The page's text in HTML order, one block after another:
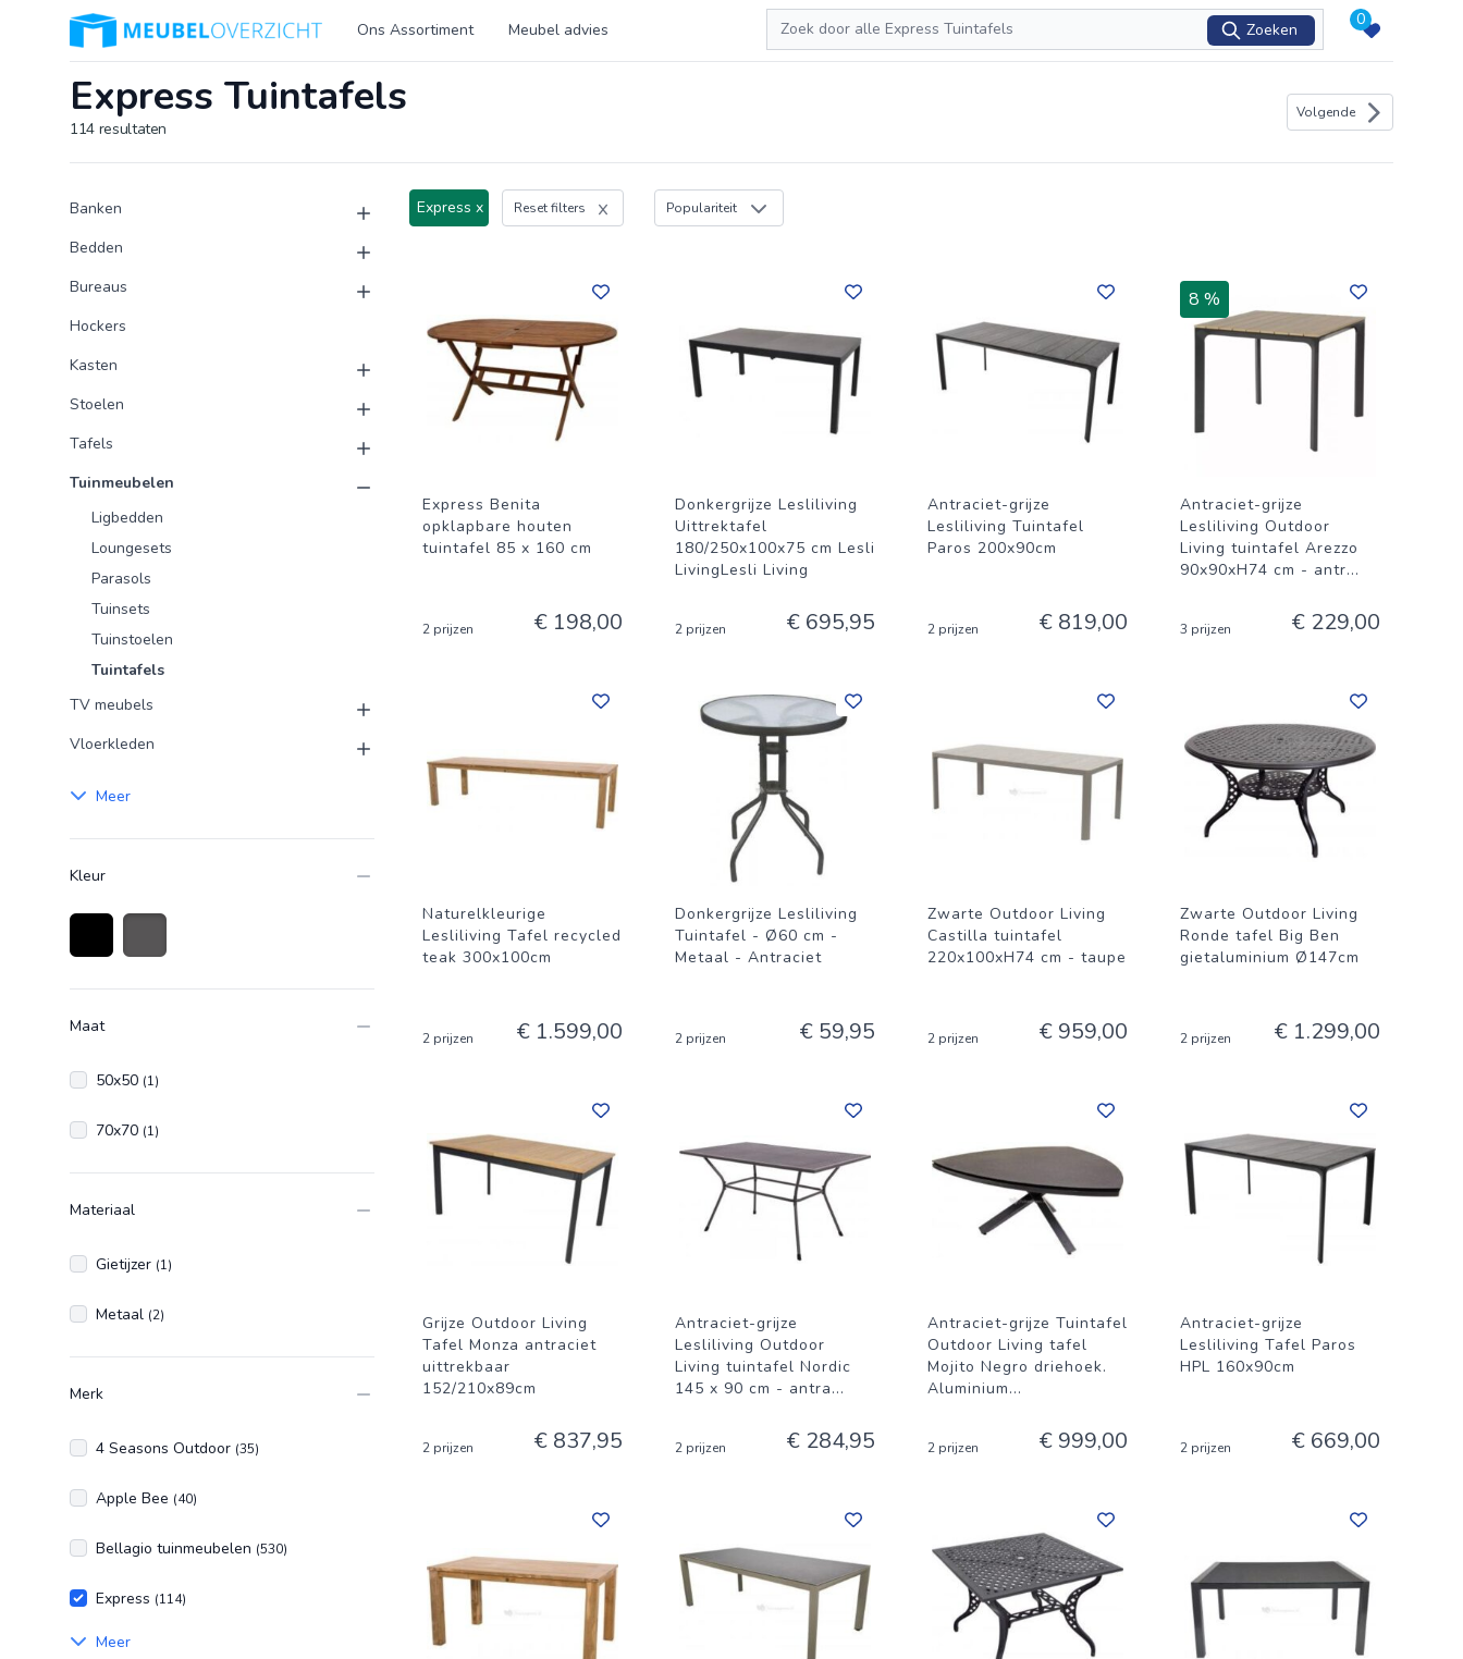
Logo Meubeloverzicht.nl Ons Assortiment Meubel advies
Zoeken
Zoeken
0
Express Tuintafels
114 resultaten
Volgende
Producten
Product categorieën
Banken
Bedden
Bureaus
Hockers
Kasten
Stoelen
Tafels
Tuinmeubelen
Ligbedden
Loungesets
Parasols
Tuinsets
Tuinstoelen
Tuintafels
TV meubels
Vloerkleden
Meer
Kleur
Maat
50x50 (1)
70x70 (1)
Materiaal
Gietijzer (1)
Metaal (2)
Merk
4 Seasons Outdoor (35)
Apple Bee (40)
Bellagio tuinmeubelen (530)
Express (114)
Meer
Express x Reset filters Populariteit
Express Benita
opklapbare houten
tuintafel 85 x 160 cm
2 prijzen € 198,00
Donkergrijze Lesliliving
Uittrektafel
180/250x100x75 cm Lesli
LivingLesli Living
2 prijzen € 695,95
Antraciet-grijze
Lesliliving Tuintafel
Paros 200x90cm
2 prijzen € 819,00
8 %
Antraciet-grijze
Lesliliving Outdoor
Living tuintafel Arezzo
90x90xH74 cm - antr...
3 prijzen € 229,00
Naturelkleurige
Lesliliving Tafel recycled
teak 300x100cm
2 prijzen € 1.599,00
Donkergrijze Lesliliving
Tuintafel - Ø60 cm -
Metaal - Antraciet
2 prijzen € 59,95
Zwarte Outdoor Living
Castilla tuintafel
220x100xH74 cm - taupe
2 prijzen € 959,00
Zwarte Outdoor Living
Ronde tafel Big Ben
gietaluminium Ø147cm
2 prijzen € 1.299,00
Grijze Outdoor Living
Tafel Monza antraciet
uittrekbaar
152/210x89cm
2 prijzen € 837,95
Antraciet-grijze
Lesliliving Outdoor
Living tuintafel Nordic
145 x 90 cm - antra...
2 prijzen € 284,95
Antraciet-grijze Tuintafel
Outdoor Living tafel
Mojito Negro driehoek.
Aluminium...
2 prijzen € 999,00
Antraciet-grijze
Lesliliving Tafel Paros
HPL 160x90cm
2 prijzen € 669,00